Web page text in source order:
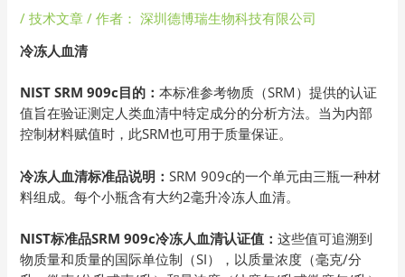
/技术文章 / 作者： 深圳德博瑞生物科技有限公司
冷冻人血清
NIST SRM 909c目的：本标准参考物质（SRM）提供的认证
值旨在验证测定人类血清中特定成分的分析方法。当为内部
控制材料赋值时，此SRM也可用于质量保证。
冷冻人血清标准品说明：SRM 909c的一个单元由三瓶一种材
料组成。每个小瓶含有大约2毫升冷冻人血清。
NIST标准品SRM 909c冷冻人血清认证值：这些值可追溯到
物质量和质量的国际单位制（SI），以质量浓度（毫克/分